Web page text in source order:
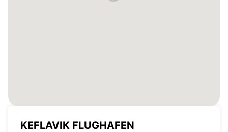
KEFLAVIK FLUGHAFEN